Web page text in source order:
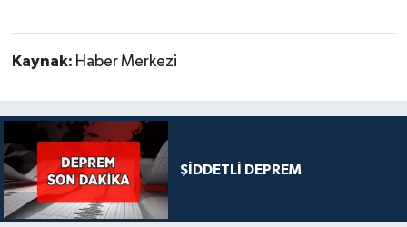
Kaynak: Haber Merkezi
ŞİDDETLİ DEPREM